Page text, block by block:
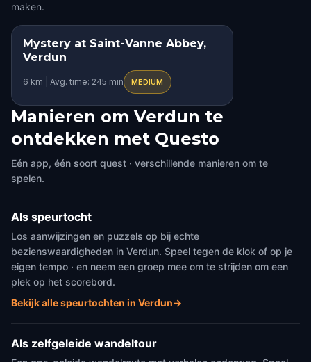
maken.
Mystery at Saint-Vanne Abbey,
Verdun
6 km | Avg. time: 245 min MEDIUM
Manieren om Verdun te
ontdekken met Questo
Eén app, één soort quest · verschillende manieren om te
spelen.
Als speurtocht
Los aanwijzingen en puzzels op bij echte
bezienswaardigheden in Verdun. Speel tegen de klok of op je
eigen tempo · en neem een groep mee om te strijden om een
plek op het scorebord.
Bekijk alle speurtochten in Verdun→
Als zelfgeleide wandeltour